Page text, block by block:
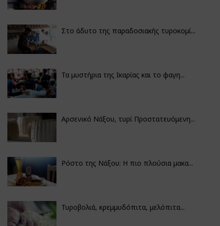
Στο άδυτο της παραδοσιακής τυροκομί...
Τα μυστήρια της Ικαρίας και το φαγη...
Αρσενικό Νάξου, τυρί Προστατευόμενη...
Ρόστο της Νάξου: Η πιο πλούσια μακα...
Τυροβολιά, κρεμμυδόπιτα, μελόπιτα...